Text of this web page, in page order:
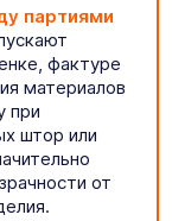
партиями
фактуре
материалов
при
штор или
от